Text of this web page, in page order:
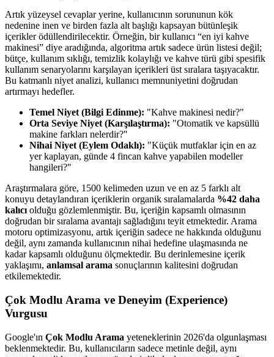
Artık yüzeysel cevaplar yerine, kullanıcının sorununun kök
nedenine inen ve birden fazla alt başlığı kapsayan bütünleşik
içerikler ödüllendirilecektir. Örneğin, bir kullanıcı “en iyi kahve
makinesi” diye aradığında, algoritma artık sadece ürün listesi değil;
bütçe, kullanım sıklığı, temizlik kolaylığı ve kahve türü gibi spesifik
kullanım senaryolarını karşılayan içerikleri üst sıralara taşıyacaktır.
Bu katmanlı niyet analizi, kullanıcı memnuniyetini doğrudan
artırmayı hedefler.
Temel Niyet (Bilgi Edinme): "Kahve makinesi nedir?"
Orta Seviye Niyet (Karşılaştırma): "Otomatik ve kapsüllü
makine farkları nelerdir?"
Nihai Niyet (Eylem Odaklı): "Küçük mutfaklar için en az
yer kaplayan, günde 4 fincan kahve yapabilen modeller
hangileri?"
Araştırmalara göre, 1500 kelimeden uzun ve en az 5 farklı alt
konuyu detaylandıran içeriklerin organik sıralamalarda %42 daha
kalıcıolduğu gözlemlenmiştir. Bu, içeriğin kapsamlı olmasının
doğrudan bir sıralama avantajı sağladığını teyit etmektedir. Arama
motoru optimizasyonu, artık içeriğin sadece ne hakkında olduğunu
değil, aynı zamanda kullanıcının nihai hedefine ulaşmasında ne
kadar kapsamlı olduğunu ölçmektedir. Bu derinlemesine içerik
yaklaşımı, anlamsal arama sonuçlarının kalitesini doğrudan
etkilemektedir.
Çok Modlu Arama ve Deneyim (Experience)
Vurgusu
Google'ın Çok Modlu Arama yeteneklerinin 2026'da olgunlaşması
beklenmektedir. Bu, kullanıcıların sadece metinle değil, aynı